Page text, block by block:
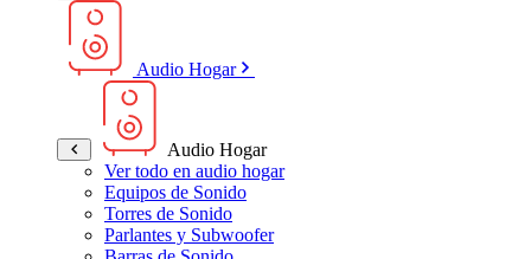
Audio Hogar
Audio Hogar
Ver todo en audio hogar
Equipos de Sonido
Torres de Sonido
Parlantes y Subwoofer